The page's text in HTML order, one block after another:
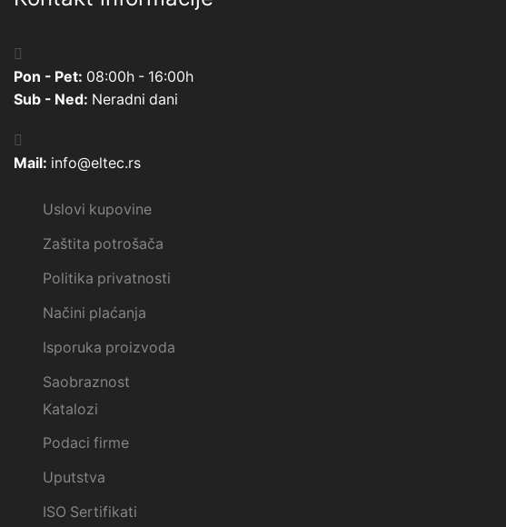
Pon - Pet: 08:00h - 16:00h
Sub - Ned: Neradni dani
Mail: info@eltec.rs
Uslovi kupovine
Zaštita potrošača
Politika privatnosti
Načini plaćanja
Isporuka proizvoda
Saobraznost
Katalozi
Podaci firme
Uputstva
ISO Sertifikati